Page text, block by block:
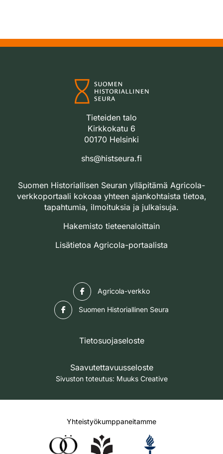
Tieteiden talo
Kirkkokatu 6
00170 Helsinki
shs@histseura.fi
Suomen Historiallisen Seuran ylläpitämä Agricola-
verkkoportaali kokoaa yhteen ajankohtaista tietoa,
tapahtumia, ilmoituksia ja julkaisuja.
Hakemisto tieteenaloittain
Lisätietoa Agricola-portaalista
Agricola-verkko
Suomen Historiallinen Seura
Tietosuojaseloste
Saavutettavuusseloste
Sivuston toteutus: Muuks Creative
Yhteistyökumppaneitamme